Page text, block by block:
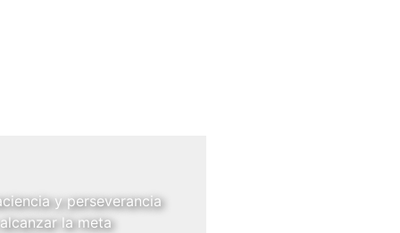
y perseverancia
la meta